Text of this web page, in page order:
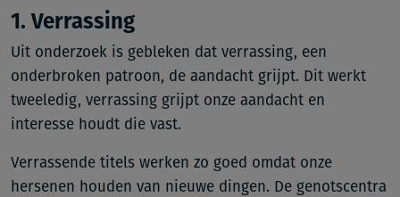
1. Verrassing
Uit onderzoek is gebleken dat verrassing, een
onderbroken patroon, de aandacht grijpt. Dit werkt
tweeledig, verrassing grijpt onze aandacht en
interesse houdt die vast.
Verrassende titels werken zo goed omdat onze
hersenen houden van nieuwe dingen. De genotscentra